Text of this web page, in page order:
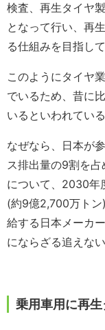
検査、再生タイヤ
となって行い、再
る仕組みを目指して
このようにタイヤ
でいるため、昔に
いるといわれている
なぜなら、日本が
ス排出量の9割を
について、2030年
(約9億2,700万ト
給する日本メーカ
にならざる追えな
乗用車用に再